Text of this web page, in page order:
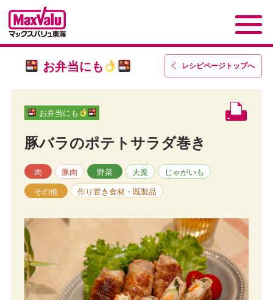
レシピページトップへ
お弁当にも
お弁当にも
豚バラのポテトサラダ巻き
肉 豚肉 野菜 大葉 じゃがいも
その他 作り置き食材・既製品